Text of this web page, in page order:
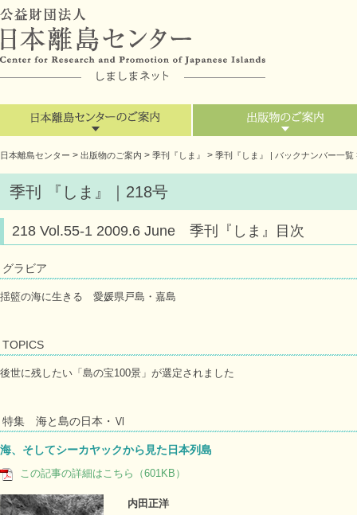
日本離島センター > 出版物のご案内 > 季刊『しま』 > 季刊『しま』 | バックナンバー一覧
季刊 『しま』｜218号
218 Vol.55-1 2009.6 June 季刊『しま』目次
グラビア
揺籃の海に生きる 愛媛県戸島・嘉島
TOPICS
後世に残したい「島の宝100景」が選定されました
特集 海と島の日本・Ⅵ
海、そしてシーカヤックから見た日本列島
この記事の詳細はこちら（601KB）
内田正洋